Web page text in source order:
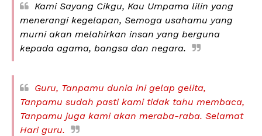
Kami Sayang Cikgu, Kau Umpama lilin yang
menerangi kegelapan, Semoga usahamu yang
murni akan melahirkan insan yang berguna
kepada agama, bangsa dan negara.
Guru, Tanpamu dunia ini gelap gelita,
Tanpamu sudah pasti kami tidak tahu membaca,
Tanpamu juga kami akan meraba-raba. Selamat
Hari guru.